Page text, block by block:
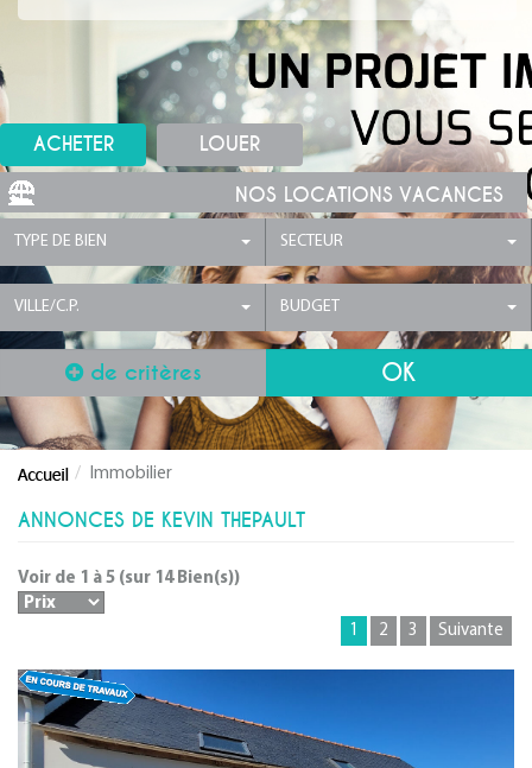
ACHETER LOUER
NOS LOCATIONS VACANCES
TYPE DE BIEN SECTEUR
VILLE/C.P. BUDGET
de critères
Immobilier
ANNONCES DE KEVIN THEPAULT
Voir de 1 à 5 (sur 14Bien(s))
1 2 3 Suivante